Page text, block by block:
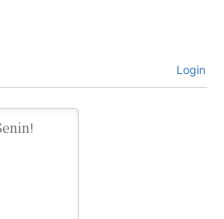
Login